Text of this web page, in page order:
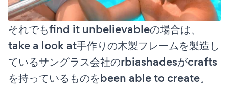
それでもfind it unbelievableの場合は、
take a look at手作りの木製フレームを製造し
ているサングラス会社のrbiashadesがcrafts
を持っているものをbeen able to create。